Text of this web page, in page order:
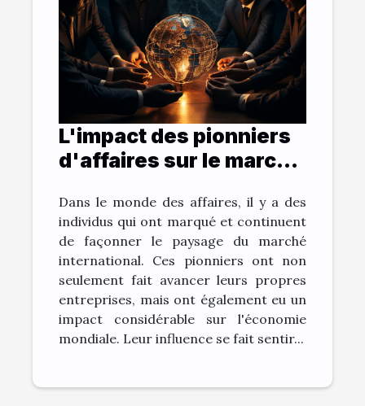
L'impact des pionniers
d'affaires sur le marché
Dans le monde des affaires, il y a des
individus qui ont marqué et continuent
de façonner le paysage du marché
international. Ces pionniers ont non
seulement fait avancer leurs propres
entreprises, mais ont également eu un
impact considérable sur l'économie
mondiale. Leur influence se fait sentir...